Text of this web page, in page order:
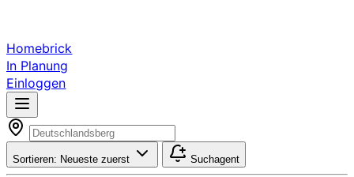
Homebrick
In Planung
Einloggen
Sortieren: Neueste zuerst Suchagent